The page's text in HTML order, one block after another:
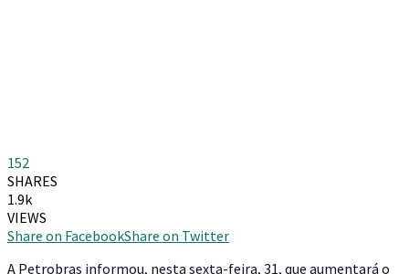
152
SHARES
1.9k
VIEWS
Share on FacebookShare on Twitter
A Petrobras informou, nesta sexta-feira, 31, que aumentará o